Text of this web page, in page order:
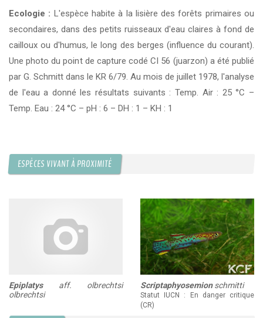
Ecologie : L'espèce habite à la lisière des forêts primaires ou
secondaires, dans des petits ruisseaux d'eau claires à fond de
cailloux ou d'humus, le long des berges (influence du courant).
Une photo du point de capture codé CI 56 (juarzon) a été publié
par G. Schmitt dans le KR 6/79. Au mois de juillet 1978, l'analyse
de l'eau a donné les résultats suivants : Temp. Air : 25 °C –
Temp. Eau : 24 °C – pH : 6 – DH : 1 – KH : 1
ESPÈCES VIVANT À PROXIMITÉ
Epiplatysaff. olbrechtsi
olbrechtsi
Scriptaphyosemionschmitti
Statut IUCN : En danger critique
(CR)